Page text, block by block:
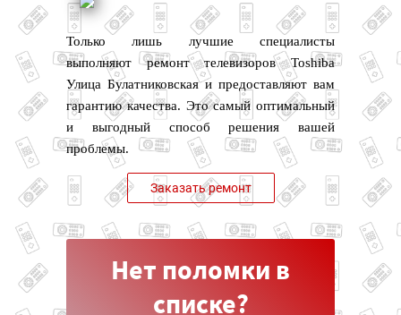
Только лишь лучшие специалисты
выполняют ремонт телевизоров Toshiba
Улица Булатниковская и предоставляют вам
гарантию качества. Это самый оптимальный
и выгодный способ решения вашей
проблемы.
Заказать ремонт
Нет поломки в
списке?